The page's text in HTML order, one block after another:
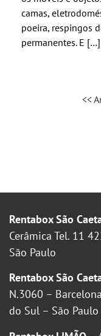
camas,
poeira, respingos
permanentes. E […]
<<
Rentabox São
Cerâmica Tel. 11
São Paulo
Rentabox São
N.3060 –
do Sul – São Paulo